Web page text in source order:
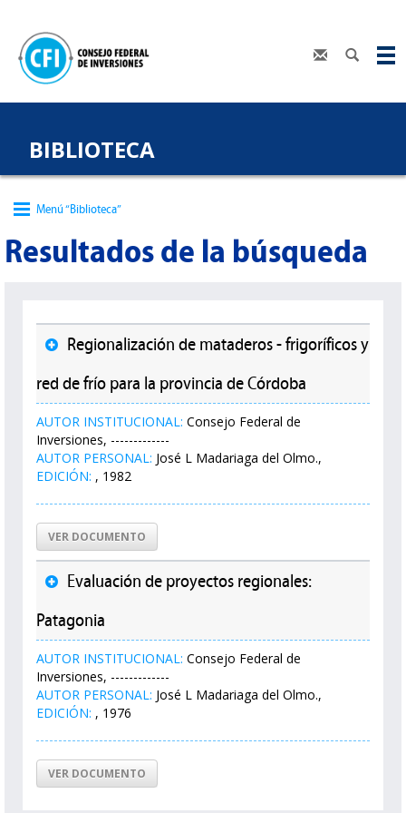
BIBLIOTECA
Menú “Biblioteca”
Resultados de la búsqueda
Regionalización de mataderos - frigoríficos y
red de frío para la provincia de Córdoba
AUTOR INSTITUCIONAL: Consejo Federal de
Inversiones, -------------
AUTOR PERSONAL: José L Madariaga del Olmo.,
EDICIÓN: , 1982
VER DOCUMENTO
Evaluación de proyectos regionales:
Patagonia
AUTOR INSTITUCIONAL: Consejo Federal de
Inversiones, -------------
AUTOR PERSONAL: José L Madariaga del Olmo.,
EDICIÓN: , 1976
VER DOCUMENTO